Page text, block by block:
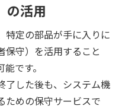
の活用
特定の部品が手に入りに
保守）を活用すること
です。
了した後も、システム機
ための保守サービスで